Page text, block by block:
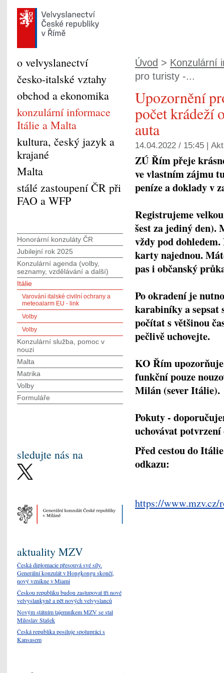
Úvod > Konzulární
pro turisty -...
Upozornění
počet krádeží
auta
14.04.2022 / 15:45 |
ZÚ Řím přeje
ve vlastním zájmu
peníze a doklady v
Registrujeme
šest za jediný den).
vždy pod
karty najednou.
pas i občanský
Po okradení je
karabiníky a sepsat
počítat s většinou
pečlivě uchovejte.
KO Řím
funkční pouze
Milán (sever Itálie).
Pokuty -
uchovávat
Před cestou do
odkazu:
https://www.mzv.cz/
o velvyslanectví
česko-italské vztahy
obchod a ekonomika
konzulární informace
Itálie a Malta
kultura, český jazyk a
krajané
Malta
stálé zastoupení ČR při
FAO a WFP
Honorární konzuláty ČR
Jubilejní rok 2025
Konzulární agenda (volby,
seznamy, vzdělávání a další)
Itálie
Varování italské civilní ochrany a
meteoalarm EU - link
Volby
Volby
Konzulární služba, pomoc v
nouzi
Malta
Matrika
Volby
Formuláře
sledujte nás na
aktuality MZV
Česká diplomacie přesouvá své síly.
Generální konzulát v Hongkongu skončí,
nový vznikne v Miami
Českou republiku budou zastupovat tři nové
velvyslankyně a pět nových velvyslanců
Novým státním tajemníkem MZV se stal
Miloslav Stašek
Česká republika posiluje spolupráci s
Kansasem